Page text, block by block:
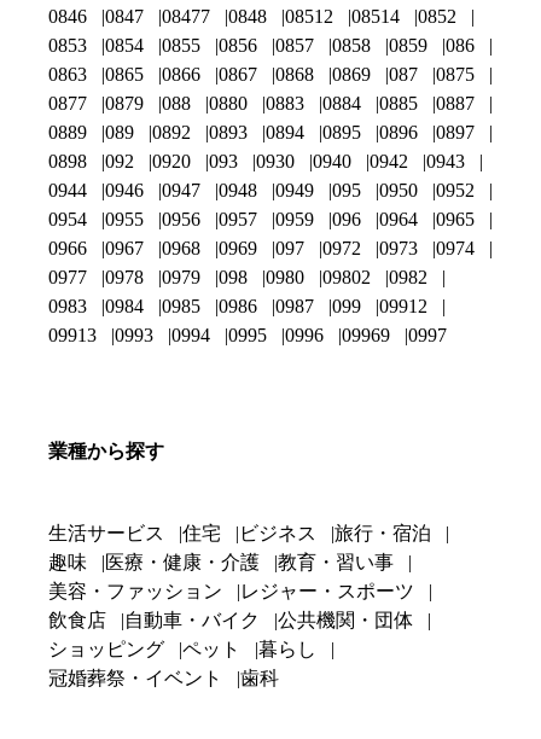
0846
0847 08477 0848 08512 08514
0852
0853
0854 0855 0856 0857 0858 0859
086
0863
0865 0866 0867 0868 0869 087
0875
0877
0879 088 0880 0883 0884 0885
0887
0889
089 0892 0893 0894 0895 0896
0897
0898
092 0920 093 0930 0940 0942
0943
0944
0946 0947 0948 0949 095 0950
0952
0954
0955 0956 0957 0959 096 0964
0965
0966
0967 0968 0969 097 0972 0973
0974
0977
0978 0979 098 0980 09802
0982
0983
0984 0985 0986 0987 099
09912
09913
0993 0994 0995 0996 09969 0997
業種から探す
生活サービス 住宅 ビジネス
旅行・宿泊
趣味
医療・健康・介護
教育・習い事
美容・ファッション
レジャー・スポーツ
飲食店
自動車・バイク
公共機関・団体
ショッピング
ペット
暮らし
冠婚葬祭・イベント
歯科